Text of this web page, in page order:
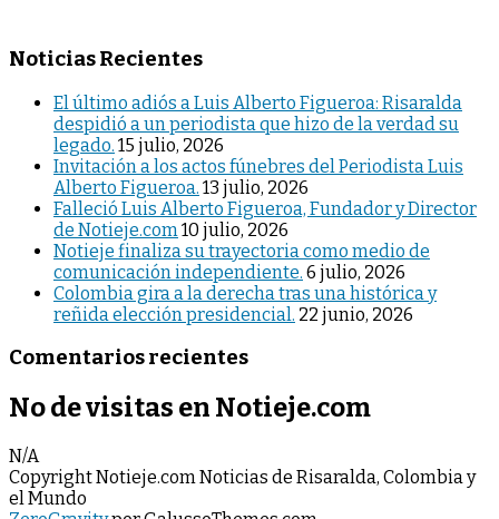
Noticias Recientes
El último adiós a Luis Alberto Figueroa: Risaralda
despidió a un periodista que hizo de la verdad su
legado. 15 julio, 2026
Invitación a los actos fúnebres del Periodista Luis
Alberto Figueroa. 13 julio, 2026
Falleció Luis Alberto Figueroa, Fundador y Director
de Notieje.com 10 julio, 2026
Notieje finaliza su trayectoria como medio de
comunicación independiente. 6 julio, 2026
Colombia gira a la derecha tras una histórica y
reñida elección presidencial. 22 junio, 2026
Comentarios recientes
No de visitas en Notieje.com
N/A
Copyright Notieje.com Noticias de Risaralda, Colombia y
el Mundo